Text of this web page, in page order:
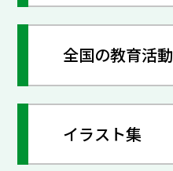
全国の教育活動
イラスト集